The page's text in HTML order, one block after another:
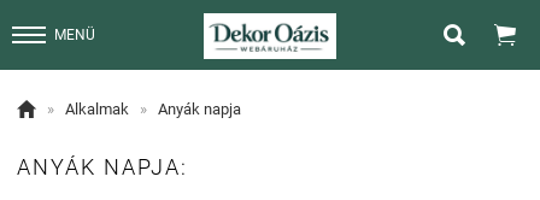
MENÜ  
 » Alkalmak » Anyák napja
ANYÁK NAPJA: